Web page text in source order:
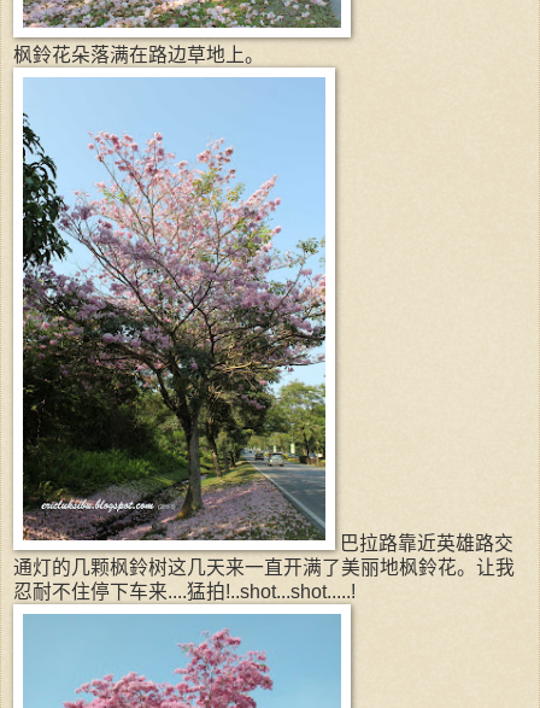
枫鈴花朵落满在路边草地上。
巴拉路靠近英雄路交
通灯的几颗枫鈴树这几天来一直开满了美丽地枫鈴花。让我
忍耐不住停下车来....猛拍!..shot...shot.....!